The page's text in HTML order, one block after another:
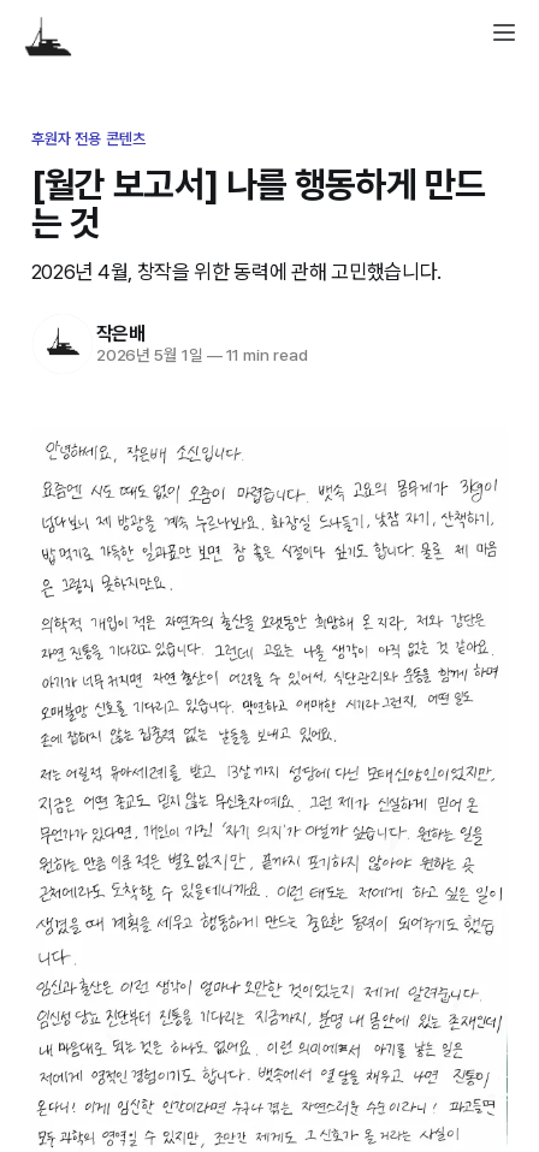
후원자 전용 콘텐츠
[월간 보고서] 나를 행동하게 만드
는 것
2026년 4월, 창작을 위한 동력에 관해 고민했습니다.
작은배
2026년 5월 1일 —11 min read